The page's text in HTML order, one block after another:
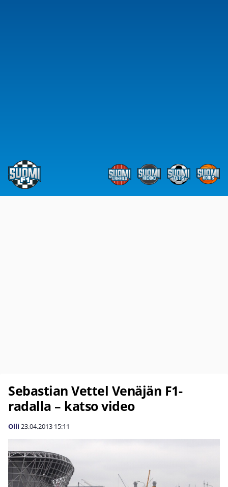
Sebastian Vettel Venäjän F1-
radalla – katso video
Olli 23.04.2013 15:11